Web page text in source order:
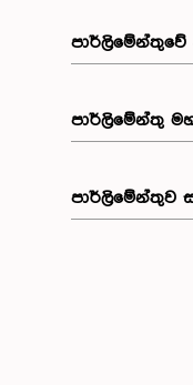
පාර්ලිමේන්තු
පාර්ලිමේන්තුව